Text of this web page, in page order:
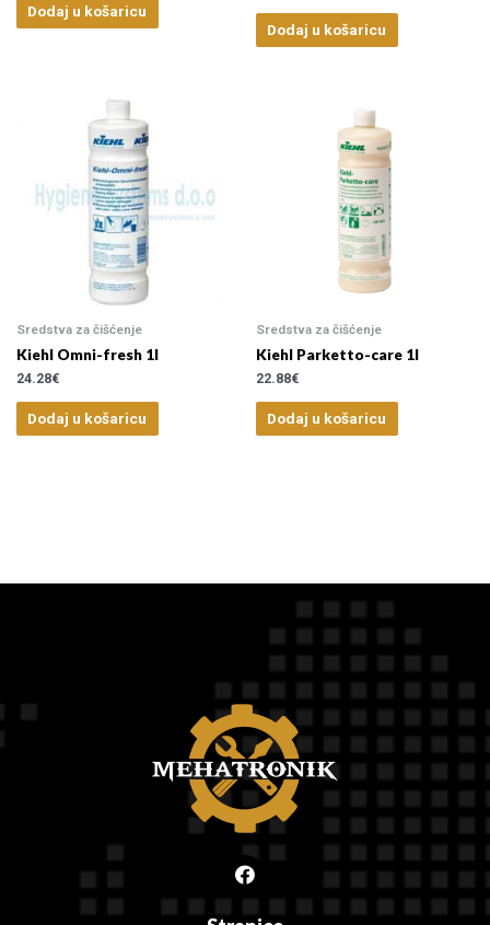
Dodaj u košaricu
Dodaj u košaricu
Sredstva za čišćenje
Kiehl Omni-fresh 1l
24.28€
Dodaj u košaricu
Sredstva za čišćenje
Kiehl Parketto-care 1l
22.88€
Dodaj u košaricu